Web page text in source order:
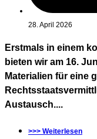
28. April 2026
Erstmals in einem
bieten wir am 16.
Materialien für eine
Austausch....
>>> Weiterlesen